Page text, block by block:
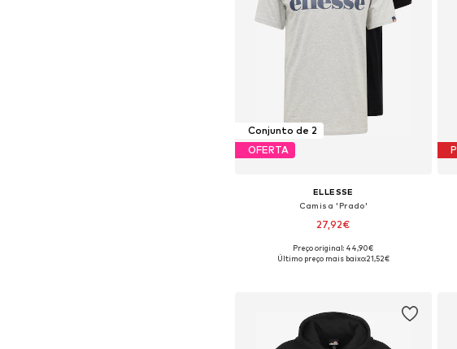
Conjunto de 2
OFERTA
ELLESSE
Camisa 'Prado'
27,92€
Tamanhos disponíveis: S, M, L, XL
Preço original: 44,90€
Último preço mais baixo:21,52€